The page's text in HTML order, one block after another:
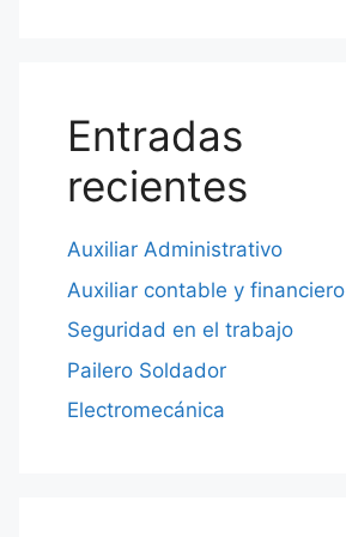
Entradas
recientes
Auxiliar Administrativo
Auxiliar contable y financiero
Seguridad en el trabajo
Pailero Soldador
Electromecánica